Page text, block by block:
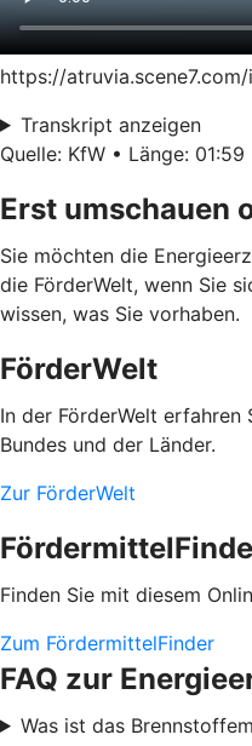
https://
Transkript anzeigen
Quelle: KfW • Länge:
Erst umschauen
Sie möchten die
die FörderWelt, wenn Sie
wissen, was Sie vorhaben.
FörderWelt
In der FörderWelt
Bundes und der Länder.
Zur FörderWelt
Finden Sie mit diesem
Zum FördermittelFinder
FAQ zur
Was ist das